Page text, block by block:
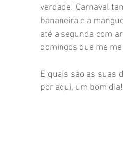
verdade! Carnaval
bananeira e a
até a segunda com
domingos que me
E quais são as suas
por aqui, um bom dia!